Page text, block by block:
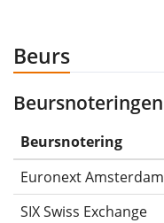
Beurs
Beursnoteringen
Beursnotering
Euronext Amsterdam
SIX Swiss Exchange